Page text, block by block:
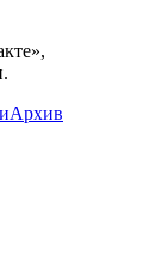
Архив